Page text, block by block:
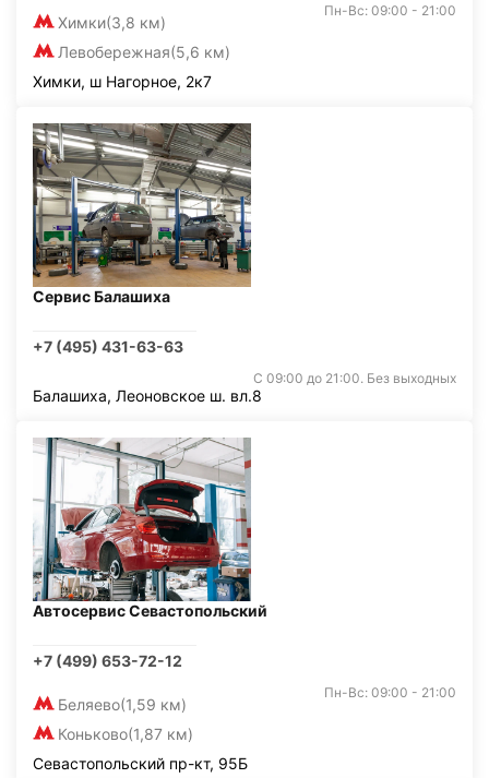
Химки(3,8 км)
Левобережная(5,6 км)
Пн-Вс: 09:00 - 21:00
Химки, ш Нагорное, 2к7
Сервис Балашиха
+7 (495) 431-63-63
С 09:00 до 21:00. Без выходных
Балашиха, Леоновское ш. вл.8
Автосервис Севастопольский
+7 (499) 653-72-12
Беляево(1,59 км)
Коньково(1,87 км)
Пн-Вс: 09:00 - 21:00
Севастопольский пр-кт, 95Б